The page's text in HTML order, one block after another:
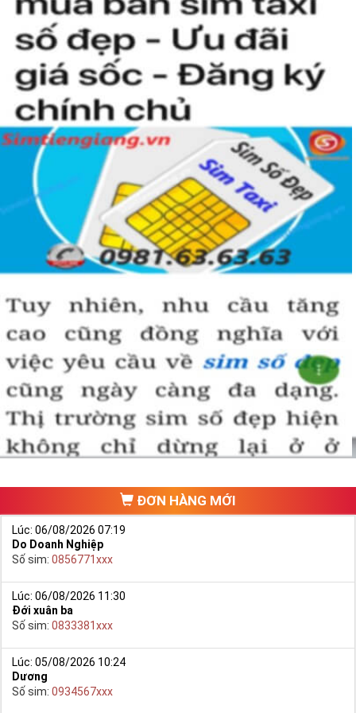
kiện để sở hữu một sim tứ quý 2 này, bởi vậy chỉ cần nhìn vào
người khác cũng sẽ biết được vị trí của bạn trong xã hội là như thế
nào rồi?
Hướng dẫn mua Sim Tứ Quý 2 tại
Simtiengiang.vn.
Sim Tiền Giang là đơn vị cung cấp
Tứ Quý, sim giá rẻ uy
tín chất lượng.
Chọn mua sim số đẹp thường mất nhiều thời gian ở khoản lựa số,
một số phải vừa đẹp, vừa tốt về phong thủy thì mới là sim hoàn
hảo. Vậy phải làm sao?
- Cách nhanh nhất để chọn mua được Sim Tứ Quý 2 là bạn vào
trang chủ của Sim Tiền Giang, chọn mục “
Sim giảm giá
“ ở ngay đầu
trang chủ. Đây là danh sách sim được đại lý giảm giá vì một số lý
Ngoài ra quý khách chưa ưng ý về Sim Tứ Quý 2 có cũng thể tham
khảo thêm Sim Vinaphone,Sim Gmobile, Sim Tứ Quý Giữa
ĐƠN HÀNG MỚI
Lúc: 06/08/2026 07:19
Do Doanh Nghiệp
Số sim: 0856771xxx
Lúc: 06/08/2026 11:30
Đới xuân ba
Số sim: 0833381xxx
Lúc: 05/08/2026 10:24
Dương
Số sim: 0934567xxx